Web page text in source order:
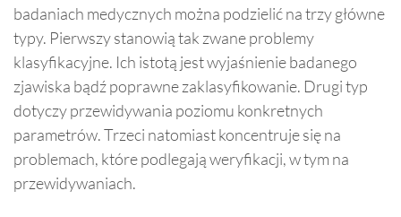
badaniach medycznych można podzielić na trzy główne
typy. Pierwszy stanowią tak zwane problemy
klasyfikacyjne. Ich istotą jest wyjaśnienie badanego
zjawiska bądź poprawne zaklasyfikowanie. Drugi typ
dotyczy przewidywania poziomu konkretnych
parametrów. Trzeci natomiast koncentruje się na
problemach, które podlegają weryfikacji, w tym na
przewidywaniach.